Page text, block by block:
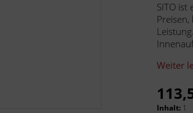
SITO
Weiter
Inhalt: 1